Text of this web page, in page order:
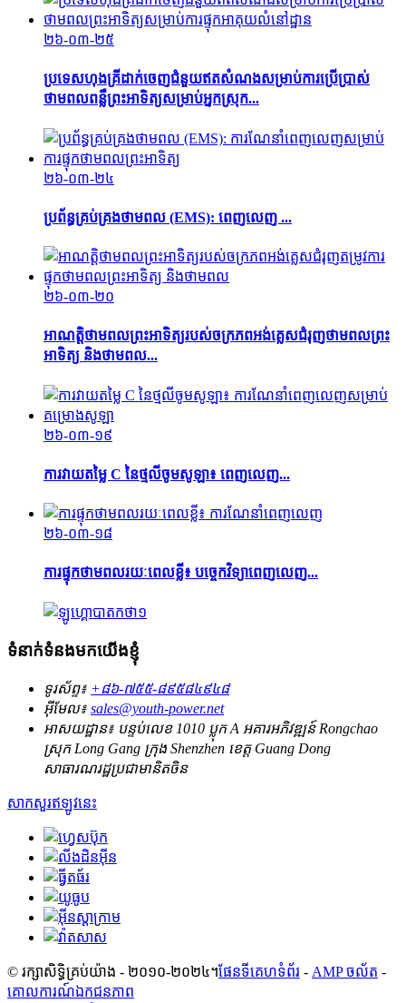
២៦-០៣-២៥
ប្រទេសហុងគ្រីដាក់ចេញជំនួយឥតសំណងសម្រាប់ការប្រើប្រាស់
ថាមពលពន្លឺព្រះអាទិត្យសម្រាប់អ្នកស្រុក...
២៦-០៣-២៤
ប្រព័ន្ធគ្រប់គ្រងថាមពល (EMS): ពេញលេញ ...
២៦-០៣-២០
អាណត្តិថាមពលព្រះអាទិត្យរបស់ចក្រភពអង់គ្លេសជំរុញថាមពលព្រះ
អាទិត្យ និងថាមពល...
២៦-០៣-១៩
ការវាយតម្លៃ C នៃថ្មលីចូមសូឡា៖ ពេញលេញ...
២៦-០៣-១៨
ការផ្ទុកថាមពលរយៈពេលខ្លី៖ បច្ចេកវិទ្យាពេញលេញ...
ទំនាក់ទំនងមកយើងខ្ញុំ
ទូរស័ព្ទ៖ +៨៦-៧៥៥-៨៩៥៨៤៩៤៨
អ៊ីមែល៖ sales@youth-power.net
អាសយដ្ឋាន៖ បន្ទប់លេខ 1010 ប្លុក A អគារអភិវឌ្ឍន៍ Rongchao
ស្រុក Long Gang ក្រុង Shenzhen ខេត្ត Guang Dong
សាធារណរដ្ឋប្រជាមានិតចិន
សាកសួរឥឡូវនេះ
© រក្សាសិទ្ធិគ្រប់យ៉ាង - ២០១០-២០២៤។ផែនទីគេហទំព័រ - AMP ចល័ត -
គោលការណ៍ឯកជនភាព